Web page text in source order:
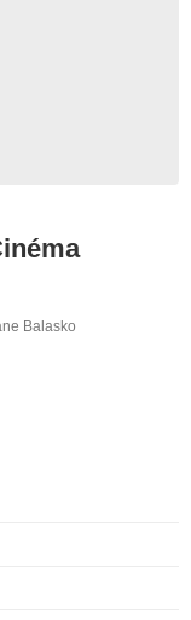
Balasko